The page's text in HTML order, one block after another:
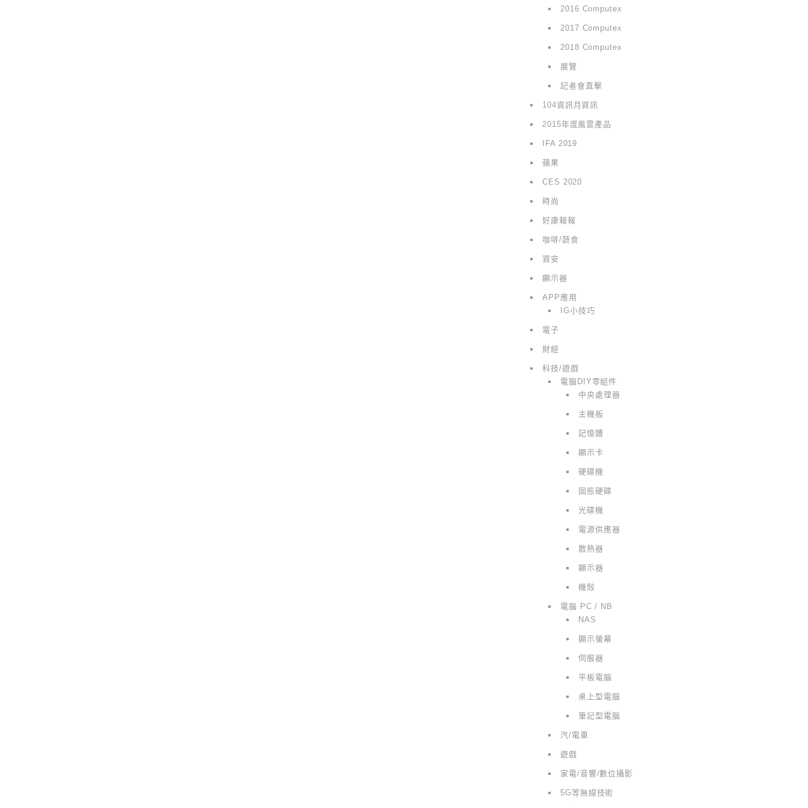
2016 Computex
2017 Computex
2018 Computex
展覽
記者會直擊
104資訊月資訊
2015年度風雲產品
IFA 2019
蘋果
CES 2020
時尚
好康報報
咖啡/蔬食
資安
顯示器
APP應用
IG小技巧
電子
財經
科技/遊戲
電腦DIY零組件
中央處理器
主機板
記憶體
顯示卡
硬碟機
固態硬碟
光碟機
電源供應器
散熱器
顯示器
機殼
電腦 PC / NB
NAS
顯示螢幕
伺服器
平板電腦
桌上型電腦
筆記型電腦
汽/電車
遊戲
家電/音響/數位攝影
5G等無線技術